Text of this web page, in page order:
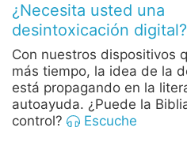
¿Necesita usted una
desintoxicación digital?
Con nuestros dispositivos
más tiempo, la idea de la
está propagando en la
autoayuda. ¿Puede la
control?
Escuche